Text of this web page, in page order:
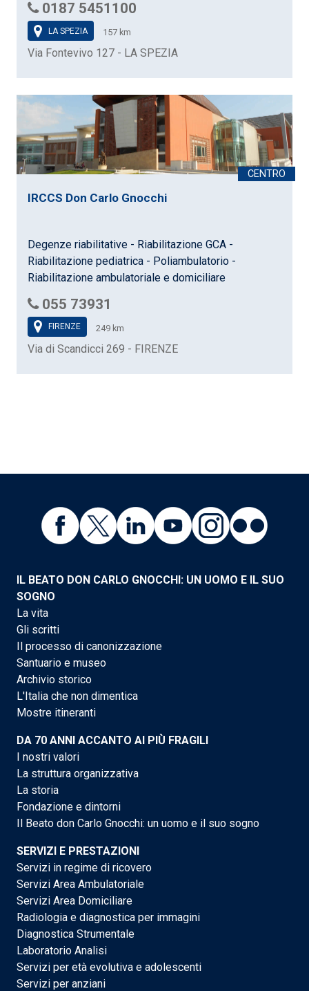
0187 5451100
LA SPEZIA 157 km
Via Fontevivo 127 - LA SPEZIA
IRCCS Don Carlo Gnocchi
Degenze riabilitative - Riabilitazione GCA -
Riabilitazione pediatrica - Poliambulatorio -
Riabilitazione ambulatoriale e domiciliare
055 73931
FIRENZE 249 km
Via di Scandicci 269 - FIRENZE
IL BEATO DON CARLO GNOCCHI: UN UOMO E IL SUO
SOGNO
La vita
Gli scritti
Il processo di canonizzazione
Santuario e museo
Archivio storico
L'Italia che non dimentica
Mostre itineranti
DA 70 ANNI ACCANTO AI PIÙ FRAGILI
I nostri valori
La struttura organizzativa
La storia
Fondazione e dintorni
Il Beato don Carlo Gnocchi: un uomo e il suo sogno
SERVIZI E PRESTAZIONI
Servizi in regime di ricovero
Servizi Area Ambulatoriale
Servizi Area Domiciliare
Radiologia e diagnostica per immagini
Diagnostica Strumentale
Laboratorio Analisi
Servizi per età evolutiva e adolescenti
Servizi per anziani